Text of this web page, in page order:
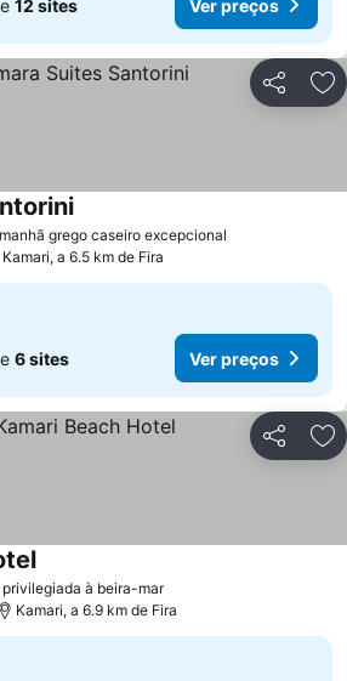
12 sites Ver preços
Partilhar
grego caseiro excepcional
Kamari, a 6.5 km de Fira
6 sites Ver preços
Partilhar
à beira-mar
Kamari, a 6.9 km de Fira